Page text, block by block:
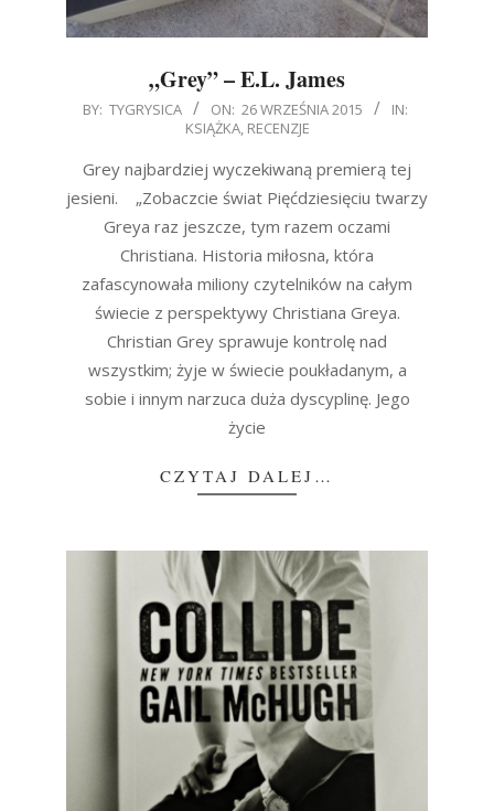
„Grey” – E.L. James
2015-
26
BY: TYGRYSICA ON: 26 WRZEŚNIA 2015
IN:
KSIĄŻKA, RECENZJE
Grey najbardziej wyczekiwaną premierą tej
jesieni. „Zobaczcie świat Pięćdziesięciu twarzy
Greya raz jeszcze, tym razem oczami
Christiana. Historia miłosna, która
zafascynowała miliony czytelników na całym
świecie z perspektywy Christiana Greya.
Christian Grey sprawuje kontrolę nad
wszystkim; żyje w świecie poukładanym, a
sobie i innym narzuca duża dyscyplinę. Jego
życie
CZYTAJ DALEJ…